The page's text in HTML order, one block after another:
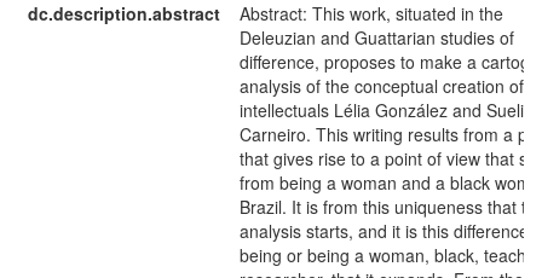
dc.description.abstract
Abstract: This work, situated in the
Deleuzian and Guattarian studies of
difference, proposes to make a
analysis of the conceptual creation of
intellectuals Lélia González and Sueli
Carneiro. This writing results from a
that gives rise to a point of view that
from being a woman and a black
Brazil. It is from this uniqueness that
analysis starts, and it is this difference
being or being a woman, black,